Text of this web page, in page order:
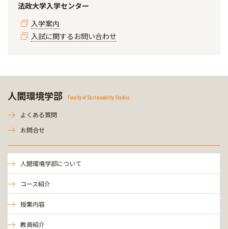
法政大学入学センター
入学案内
入試に関するお問い合わせ
人間環境学部 Faculty of Sustainability Studies
よくある質問
お問合せ
人間環境学部について
コース紹介
授業内容
教員紹介